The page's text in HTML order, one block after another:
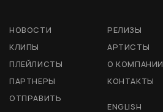
НОВОСТИ
РЕЛИЗЫ
КЛИПЫ
АРТИСТЫ
ПЛЕЙЛИСТЫ
О КОМПАНИИ
ПАРТНЕРЫ
КОНТАКТЫ
ОТПРАВИТЬ
ENGLISH